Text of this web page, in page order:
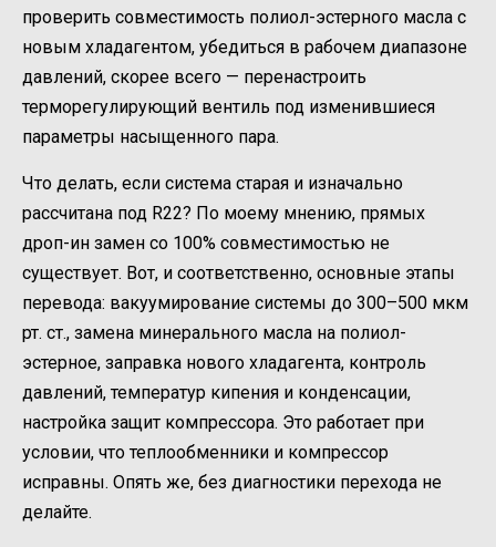
проверить совместимость полиол-эстерного масла с
новым хладагентом, убедиться в рабочем диапазоне
давлений, скорее всего — перенастроить
терморегулирующий вентиль под изменившиеся
параметры насыщенного пара.
Что делать, если система старая и изначально
рассчитана под R22? По моему мнению, прямых
дроп-ин замен со 100% совместимостью не
существует. Вот, и соответственно, основные этапы
перевода: вакуумирование системы до 300–500 мкм
рт. ст., замена минерального масла на полиол-
эстерное, заправка нового хладагента, контроль
давлений, температур кипения и конденсации,
настройка защит компрессора. Это работает при
условии, что теплообменники и компрессор
исправны. Опять же, без диагностики перехода не
делайте.